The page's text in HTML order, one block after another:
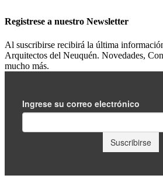
Registrese a nuestro Newsletter
Al suscribirse recibirá la última
Arquitectos del Neuquén. Novedades,
mucho más.